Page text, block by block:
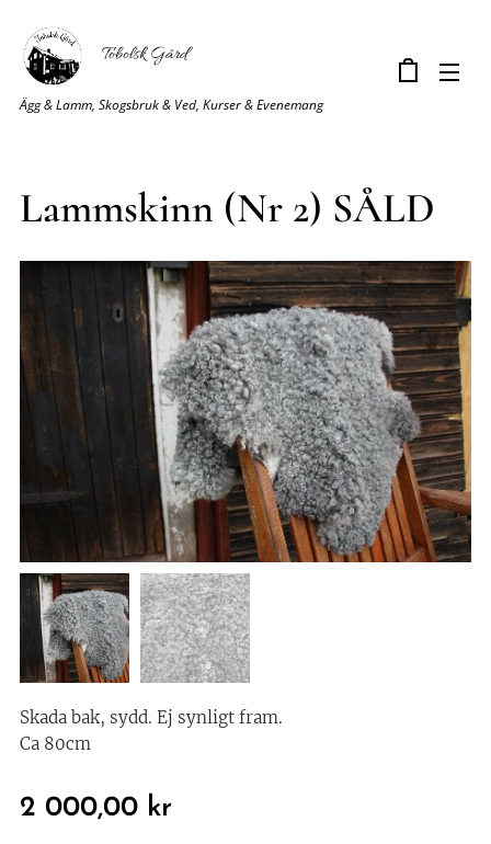
Tobolsk Gård
Ägg & Lamm, Skogsbruk & Ved, Kurser & Evenemang
Lammskinn (Nr 2) SÅLD
Skada bak, sydd. Ej synligt fram.
Ca 80cm
2 000,00 kr